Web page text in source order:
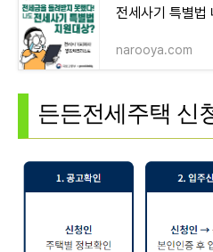
narooya.com
든든전세주택 신